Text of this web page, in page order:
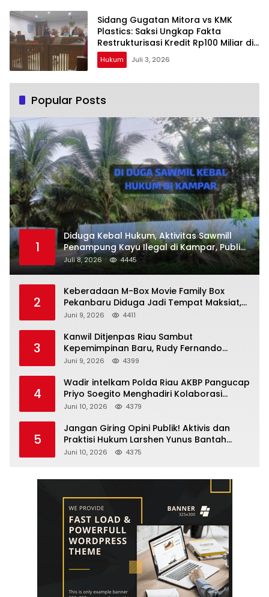
Sidang Gugatan Mitora vs KMK
Plastics: Saksi Ungkap Fakta
Restrukturisasi Kredit Rp100 Miliar di
Bank Resona Perdania
Hukum Juli 3, 2026
Popular Posts
1
Diduga Kebal Hukum, Aktivitas Sawmill
Penampung Kayu Ilegal di Kampar, Publik
Soroti Komitmen Penegakan Hukum Polres
Kampar
Juli 8, 2026 4445
2
Keberadaan M-Box Movie Family Box
Pekanbaru Diduga Jadi Tempat Maksiat,
Warga Resah Minta Pemerintah Lakukan
Juni 9, 2026 4411
3
Kanwil Ditjenpas Riau Sambut
Kepemimpinan Baru, Rudy Fernando
Sianturi Resmi Menjabat Kakanwil
Juni 9, 2026 4399
4
Wadir intelkam Polda Riau AKBP Pangucap
Priyo Soegito Menghadiri Kolaborasi
Selamatkan Lingkungan Cegah Karhutla
Juni 10, 2026 4379
5
Jangan Giring Opini Publik! Aktivis dan
Praktisi Hukum Larshen Yunus Bantah
Tuduhan Soal Gelar Profesor Sufmi Dasco
Juni 10, 2026 4375